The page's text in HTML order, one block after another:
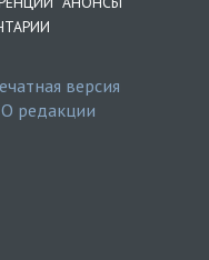
версия
О редакции